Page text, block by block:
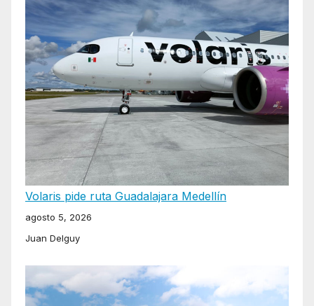
Volaris pide ruta Guadalajara Medellín
agosto 5, 2026
Juan Delguy